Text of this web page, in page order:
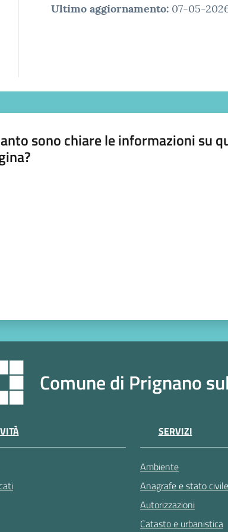
Ultimo aggiornamento: 07-05-
sono chiare le informazioni su
Comune di Prignano
SERVIZI
Ambiente
Anagrafe e stato civile
Autorizzazioni
Catasto e urbanistica